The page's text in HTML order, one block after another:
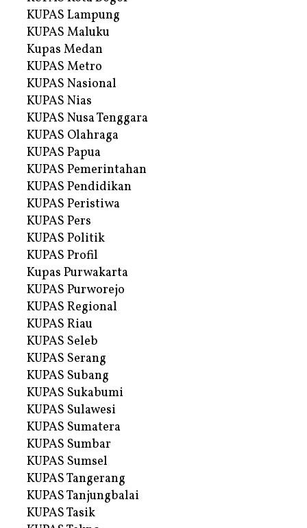
KUPAS Lampung
KUPAS Maluku
Kupas Medan
KUPAS Metro
KUPAS Nasional
KUPAS Nias
KUPAS Nusa Tenggara
KUPAS Olahraga
KUPAS Papua
KUPAS Pemerintahan
KUPAS Pendidikan
KUPAS Peristiwa
KUPAS Pers
KUPAS Politik
KUPAS Profil
Kupas Purwakarta
KUPAS Purworejo
KUPAS Regional
KUPAS Riau
KUPAS Seleb
KUPAS Serang
KUPAS Subang
KUPAS Sukabumi
KUPAS Sulawesi
KUPAS Sumatera
KUPAS Sumbar
KUPAS Sumsel
KUPAS Tangerang
KUPAS Tanjungbalai
KUPAS Tasik